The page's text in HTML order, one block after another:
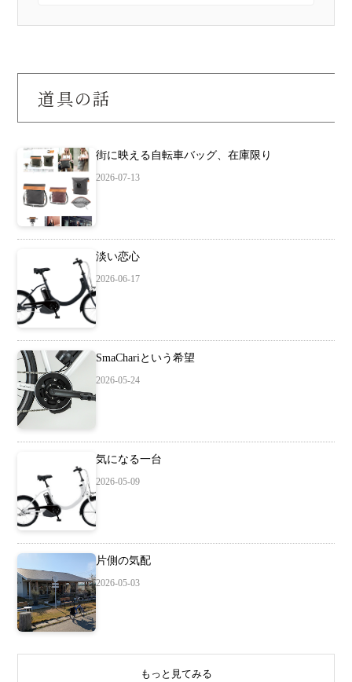
道具の話
街に映える自転車バッグ、在庫限り
2026-07-13
淡い恋心
2026-06-17
SmaChariという希望
2026-05-24
気になる一台
2026-05-09
片側の気配
2026-05-03
もっと見てみる